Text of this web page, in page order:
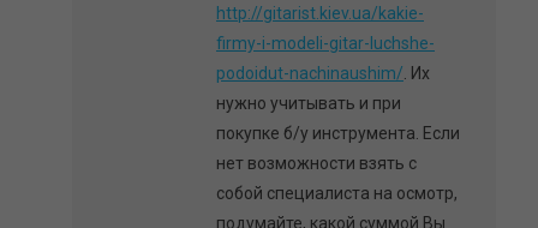
http://gitarist.kiev.ua/kakie-
firmy-i-modeli-gitar-luchshe-
podoidut-nachinaushim/. Их
нужно учитывать и при
покупке б/у инструмента. Если
нет возможности взять с
собой специалиста на осмотр,
подумайте, какой суммой Вы